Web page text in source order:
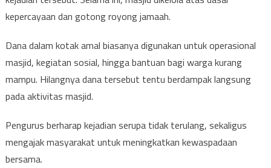
kepercayaan dan gotong royong jamaah.
Dana dalam kotak amal biasanya digunakan untuk operasional
masjid, kegiatan sosial, hingga bantuan bagi warga kurang
mampu. Hilangnya dana tersebut tentu berdampak langsung
pada aktivitas masjid.
Pengurus berharap kejadian serupa tidak terulang, sekaligus
mengajak masyarakat untuk meningkatkan kewaspadaan
bersama.